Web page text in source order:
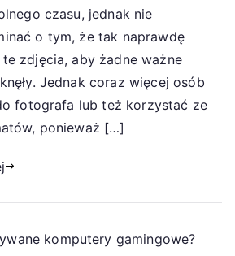
czasu, jednak nie
o tym, że tak naprawdę
zdjęcia, aby żadne ważne
Jednak coraz więcej osób
fotografa lub też korzystać ze
ponieważ […]